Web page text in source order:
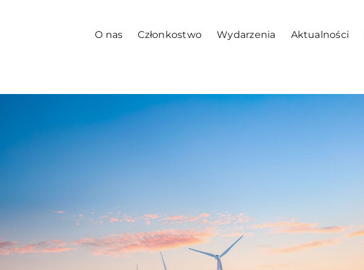
O nas Członkostwo Wydarzenia Aktualności